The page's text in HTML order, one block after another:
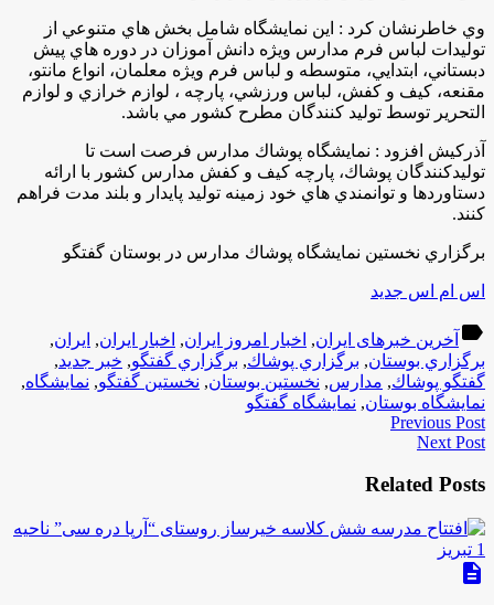
وي خاطرنشان كرد : اين نمايشگاه شامل بخش هاي متنوعي از
توليدات لباس فرم مدارس ويژه دانش آموزان در دوره هاي پيش
دبستاني، ابتدايي، متوسطه و لباس فرم ويژه معلمان، انواع مانتو،
مقنعه، كيف و كفش، لباس ورزشي، پارچه ، لوازم خرازي و لوازم
التحرير توسط توليد كنندگان مطرح كشور مي باشد.
آذركيش افزود : نمايشگاه پوشاك مدارس فرصت است تا
توليدكنندگان پوشاك، پارچه كيف و كفش مدارس كشور با ارائه
دستاوردها و توانمندي هاي خود زمينه توليد پايدار و بلند مدت فراهم
كنند.
برگزاري نخستين نمايشگاه پوشاك مدارس در بوستان گفتگو
اس ام اس جدید
label آخرین خبرهای ایران, اخبار امروز ایران, اخبار ایران, ایران,
برگزاري بوستان, برگزاري پوشاك, برگزاري گفتگو, خبر جدید,
گفتگو پوشاك, مدارس, نخستين بوستان, نخستين گفتگو, نمايشگاه,
نمايشگاه بوستان, نمايشگاه گفتگو
Previous Post
Next Post
Related Posts
description